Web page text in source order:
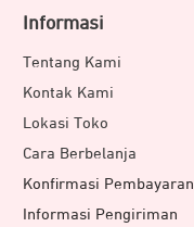
Informasi
Tentang Kami
Kontak Kami
Lokasi Toko
Cara Berbelanja
Konfirmasi Pembayaran
Informasi Pengiriman